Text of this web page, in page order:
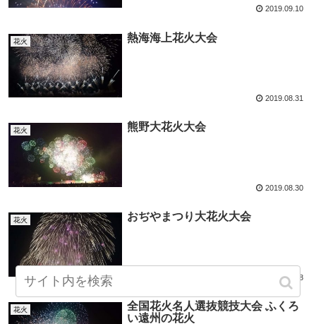
2019.09.10
花火 熱海海上花火大会
2019.08.31
花火 熊野大花火大会
2019.08.30
花火 おぢやまつり大花火大会
2019.08.28
花火
全国花火名人選抜競技大会 ふくろ
い遠州の花火